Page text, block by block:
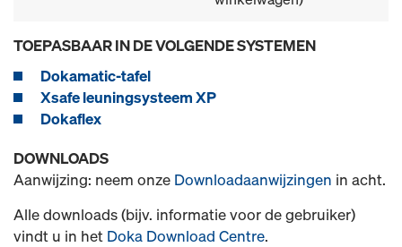
TOEPASBAAR IN DE VOLGENDE SYSTEMEN
Dokamatic-tafel
Xsafe leuningsysteem XP
Dokaflex
DOWNLOADS
Aanwijzing: neem onze Downloadaanwijzingen in acht.
Alle downloads (bijv. informatie voor de gebruiker)
vindt u in het Doka Download Centre.